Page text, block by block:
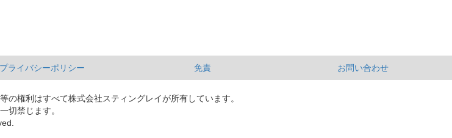
プライバシーポリシー 免責 お問い合わせ
の権利はすべて株式会社スティングレイが所有しています。
切禁じます。